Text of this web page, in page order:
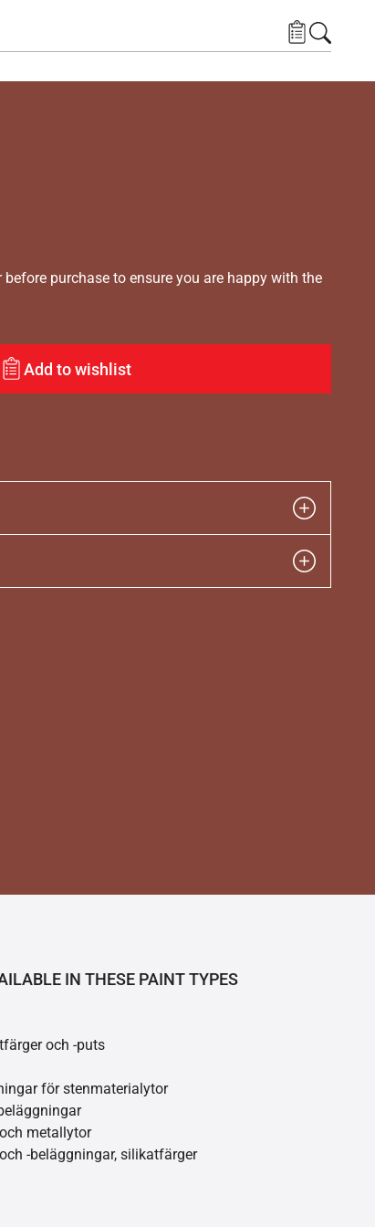
purchase to ensure you are happy with the
Add to wishlist
IN THESE PAINT TYPES
och -puts
för stenmaterialytor
metallytor
-beläggningar, silikatfärger